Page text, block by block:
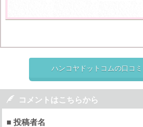
ハンコヤドットコムの口コ
 コメントはこちらから
■ 投稿者名